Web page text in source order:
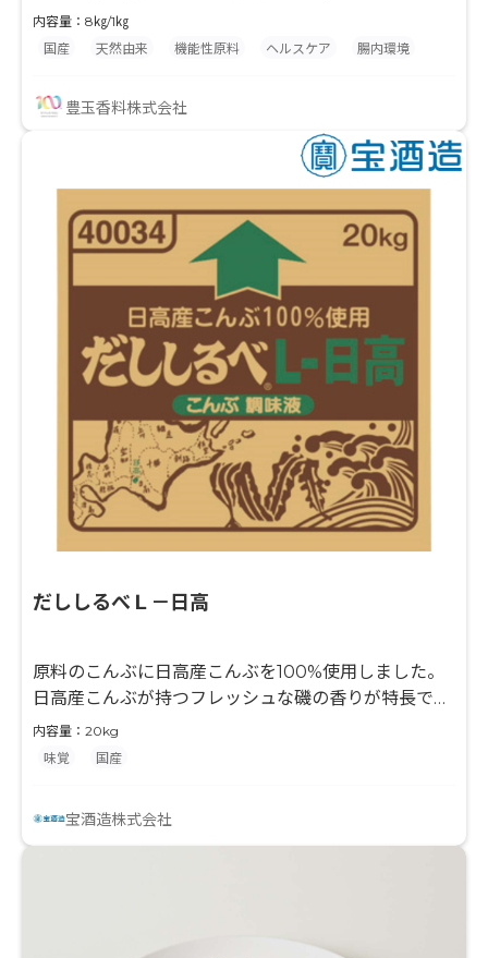
リマイシン）を0.4%以上に規格化したエキス末です。
栽培から最終加工までを国内で一貫管理し、国産・高
エキス末の製造販売は当社のみであり、商標ロゴの使
用権付与も可能な差別化素材です。
内容量：8㎏/1㎏
国産
天然由来 機能性原料 ヘルスケア 腸内環境
豊玉香料株式会社
だししるべＬ－日高
原料のこんぶに日高産こんぶを100%使用しました。
日高産こんぶが持つフレッシュな磯の香りが特長で
す。産地特定表記が可能です。調味料（アミノ酸等）
不使用です。
内容量：20kg
味覚
国産
宝酒造株式会社